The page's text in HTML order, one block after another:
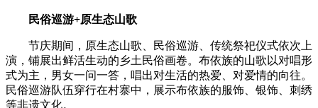
民俗巡游+原生态山歌
节庆期间，原生态山歌、民俗巡游、传统祭祀仪式依次上
演，铺展出鲜活生动的乡土民俗画卷。布依族的山歌以对唱形
式为主，男女一问一答，唱出对生活的热爱、对爱情的向往。
民俗巡游队伍穿行在村寨中，展示布依族的服饰、银饰、刺绣
等非遗文化。